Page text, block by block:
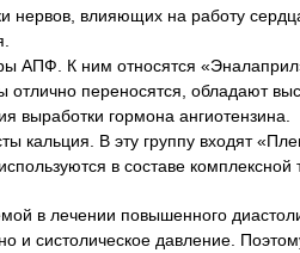
нервов, влияющих на работу
АПФ. К ним относятся
отлично переносятся, обладают
выработки гормона ангиотензина.
кальция. В эту группу входят
в составе комплексной
в лечении повышенного
и систолическое давление.